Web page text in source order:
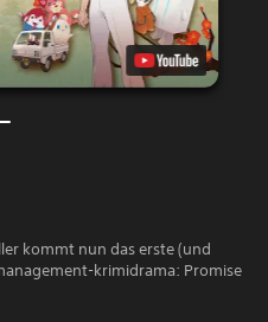
kommt nun das erste (und
krimidrama: Promise